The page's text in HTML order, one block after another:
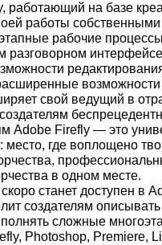
на базе
работы
рабочие
разговорном
свой ведущий в
Adobe Firefly — это
место, где воплощено
в одном месте.
станет доступен в
создателям
сложные
Photoshop, Premiere,